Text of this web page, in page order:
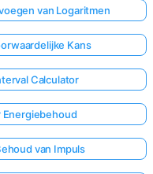
van Logaritmen
Kans
Calculator
Energiebehoud
van Impuls